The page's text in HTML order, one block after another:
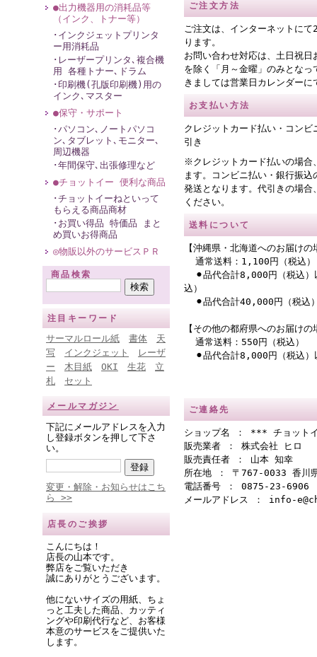
●出力機器用の消耗品等
（インク、トナー等）
･インクジェットプリンタ
ー用消耗品
･レーザープリンタ､複合機
用 各種トナー､ドラム
･印刷機(孔版印刷機)用の
インク､マスター
●保守・サポート
･パソコン､ノートパソコ
ン､タブレット､モニター､
周辺機器
･年間保守､出張修理など
●チョットイー 便利な商品
･チョットイーねといって
もらえる商品商材
･お買い得品 特価品 まと
め買いお得商品
◎物販以外のサービスＰＲ
商品検索
注目キーワード
サーマルロール紙 書体
天
写
インクジェット
レーザ
ー
木目紙 OKI 生花
立
札
セット
メールマガジン
下記にメールアドレスを入力
し登録ボタンを押して下さ
い。
変更・解除・お知らせはこち
ら >>
店長のご挨拶
こんにちは！
店長の山本です。
弊店をご覧いただき
誠にありがとうございます。
他にないサイズの用紙、ちょ
っと工夫した商品、カッティ
ングや印刷代行など、お客様
本意のサービスをご提供いた
します。
ご注文方法
ご注文は、インターネットに
ります。
お問い合わせ対応は、土日祝日
を除く「月～金曜」のみとなっ
きましては営業日カレンダーに
お支払い方法
クレジットカード払い・コンビ
引き
※クレジットカード払いの場合
ます。コンビニ払い・銀行振
発送となります。代引きの場合
ください。
送料について
【沖縄県・北海道へのお届けの
通常送料：1,100円（税込）
⚫︎品代合計8,000円（税込）
込）
⚫︎品代合計40,000円（税込
【その他の都府県へのお届けの
通常送料：550円（税込）
⚫︎品代合計8,000円（税込）
ご連絡先
ショップ名 ： *** チョット
販売業者 ： 株式会社 ヒロ
販売責任者 ： 山本 知幸
所在地 ： 〒767-0033 香川
電話番号 ： 0875-23-6906
メールアドレス ： info-